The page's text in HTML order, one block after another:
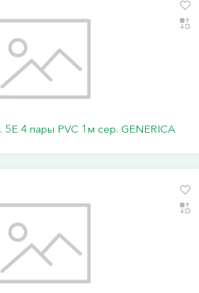
5E 4 пары PVC 1м сер. GENERICA